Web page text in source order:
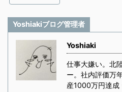
Yoshiakiブログ管理者
Yoshiaki
仕事大嫌い。北
ー。社内評価万
産1000万円達